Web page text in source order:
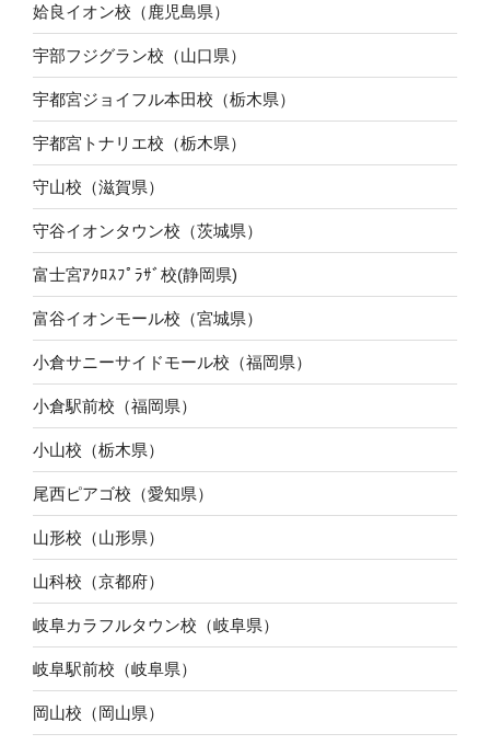
姶良イオン校（鹿児島県）
宇部フジグラン校（山口県）
宇都宮ジョイフル本田校（栃木県）
宇都宮トナリエ校（栃木県）
守山校（滋賀県）
守谷イオンタウン校（茨城県）
富士宮ｱｸﾛｽﾌﾟﾗｻﾞ校(静岡県)
富谷イオンモール校（宮城県）
小倉サニーサイドモール校（福岡県）
小倉駅前校（福岡県）
小山校（栃木県）
尾西ピアゴ校（愛知県）
山形校（山形県）
山科校（京都府）
岐阜カラフルタウン校（岐阜県）
岐阜駅前校（岐阜県）
岡山校（岡山県）